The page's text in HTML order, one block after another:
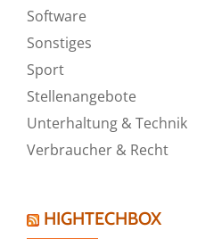
Software
Sonstiges
Sport
Stellenangebote
Unterhaltung & Technik
Verbraucher & Recht
HIGHTECHBOX